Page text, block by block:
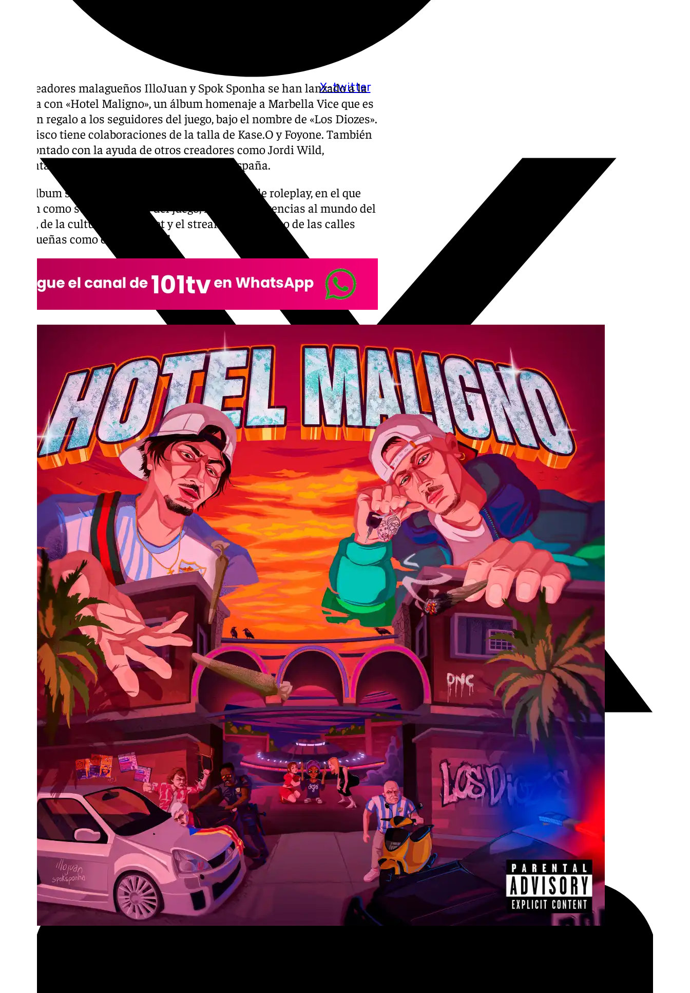
X-twitter
Youtube
Los creadores malagueños IlloJuan y Spok Sponha se han lanzado a la
música con «Hotel Maligno», un álbum homenaje a Marbella Vice que es
todo un regalo a los seguidores del juego, bajo el nombre de «Los Diozes».
Este disco tiene colaboraciones de la talla de Kase.O y Foyone. También
han contado con la ayuda de otros creadores como Jordi Wild,
presentador del pódcast más escuchado de España.
Este álbum se enmarca en un contexto cómico y de roleplay, en el que
hablan como sus personajes del juego, lleno de referencias al mundo del
meme, de la cultura de internet y el streaming e incluso de las calles
malagueñas como el Churumbel.
A pesar de las críticas que están recibiendo, sobre todo el creador